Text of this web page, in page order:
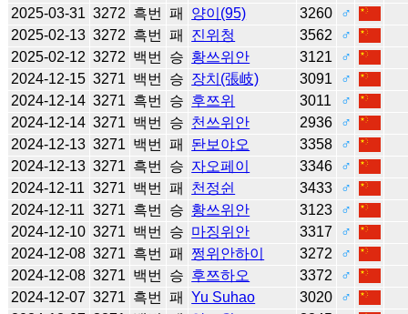
2025-03-31 3272 흑번 패 양이(95) 3260
♂
2025-02-13 3272 흑번 패 진위청 3562
♂
2025-02-12 3272 백번 승 황쓰위안 3121
♂
2024-12-15 3271 백번 승 장치(張岐) 3091
♂
2024-12-14 3271 흑번 승 후쯔위 3011
♂
2024-12-14 3271 백번 승 천쓰위안 2936
♂
2024-12-13 3271 백번 패 돤보야오 3358
♂
2024-12-13 3271 흑번 승 자오페이 3346
♂
2024-12-11 3271 백번 패 천정쉰 3433
♂
2024-12-11 3271 흑번 승 황쓰위안 3123
♂
2024-12-10 3271 백번 승 마징위안 3317
♂
2024-12-08 3271 흑번 패 쩡위안하이 3272
♂
2024-12-08 3271 백번 승 후쯔하오 3372
♂
2024-12-07 3271 흑번 패 Yu Suhao 3020
♂